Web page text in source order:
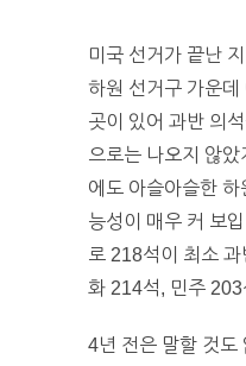
미국 선거가 끝난
하원 선거구 가운데
곳이 있어 과반 의
으로는 나오지 않았
에도 아슬아슬한
능성이 매우 커 보
로 218석이 최소
화 214석, 민주 203
4년 전은 말할 것도